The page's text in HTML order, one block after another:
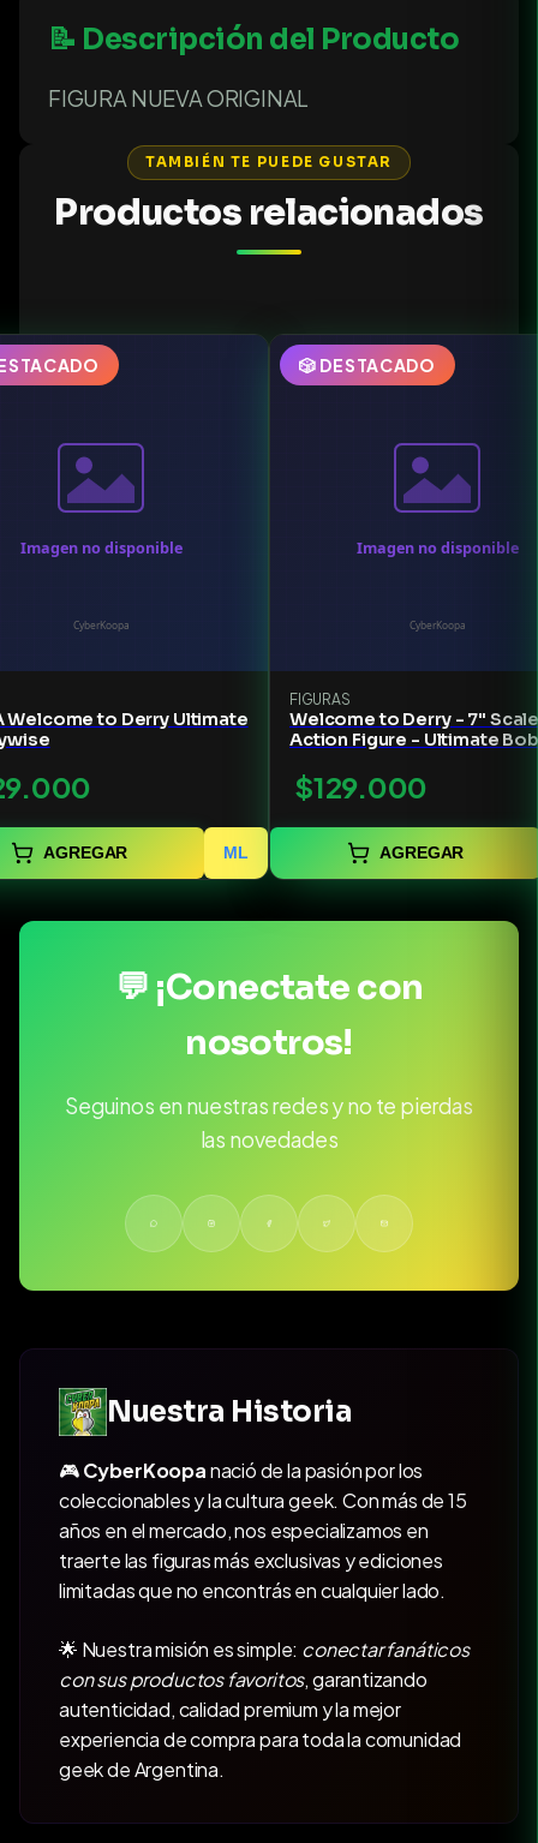
📝 Descripción del Producto
FIGURA NUEVA ORIGINAL
TAMBIÉN TE PUEDE GUSTAR
Productos relacionados
Welcome to Derry Ultimate
AGREGAR ML
🎲 DESTACADO
FIGURAS
Welcome to Derry - 7"
Action Figure - Ultimate
$129.000
AGREGAR
💬 ¡Conectate con
nosotros!
Seguinos en nuestras redes y no te pierdas
las novedades
Nuestra Historia
🎮CyberKoopanació de la pasión por los
coleccionables y la cultura geek. Con más de 15
años en el mercado, nos especializamos en
traerte las figuras más exclusivas y ediciones
limitadas que no encontrás en cualquier lado.
🌟 Nuestra misión es simple: conectar fanáticos
con sus productos favoritos, garantizando
autenticidad, calidad premium y la mejor
experiencia de compra para toda la comunidad
geek de Argentina.